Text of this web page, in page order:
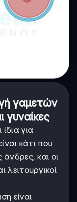
γαμετών
γυναίκες
ίδια για
κάτι που
και οι
λειτουργικοί
είναι